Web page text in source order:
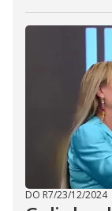
DO R7/23/12/2024